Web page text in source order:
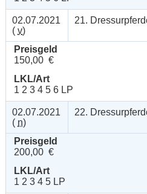
02.07.2021
( v)
21.
Preisgeld
150,00 €
LKL/Art
1 2 3 4 5 6 LP
02.07.2021
( n)
22.
Preisgeld
200,00 €
LKL/Art
1 2 3 4 5 LP